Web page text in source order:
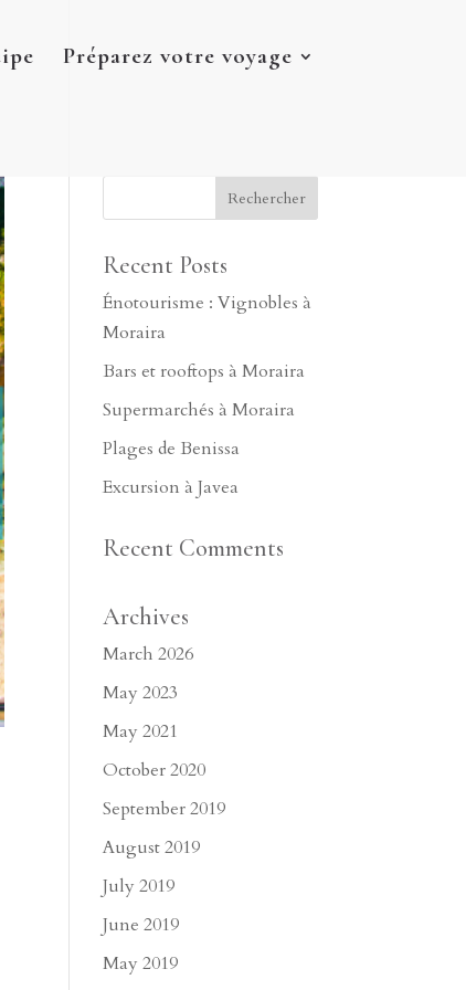
Préparez votre voyage
Recent Posts
Énotourisme : Vignobles à
Moraira
Bars et rooftops à Moraira
Supermarchés à Moraira
Plages de Benissa
Excursion à Javea
Recent Comments
Archives
March 2026
May 2023
May 2021
October 2020
September 2019
August 2019
July 2019
June 2019
May 2019